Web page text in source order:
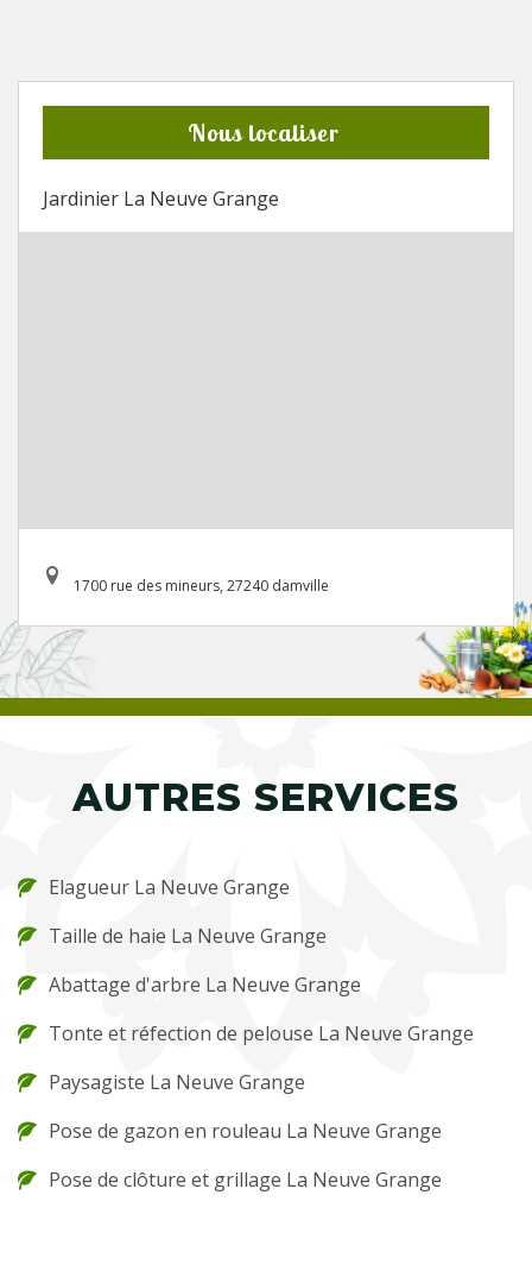
Nous localiser
Jardinier La Neuve Grange
1700 rue des mineurs, 27240 damville
AUTRES SERVICES
Elagueur La Neuve Grange
Taille de haie La Neuve Grange
Abattage d'arbre La Neuve Grange
Tonte et réfection de pelouse La Neuve Grange
Paysagiste La Neuve Grange
Pose de gazon en rouleau La Neuve Grange
Pose de clôture et grillage La Neuve Grange